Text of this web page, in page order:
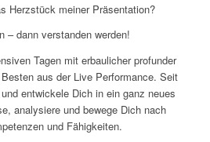
Herzstück meiner Präsentation?
– dann verstanden werden!
Tagen mit erbaulicher profunder
aus der Live Performance. Seit
entwickele Dich in ein ganz neues
analysiere und bewege Dich nach
und Fähigkeiten.